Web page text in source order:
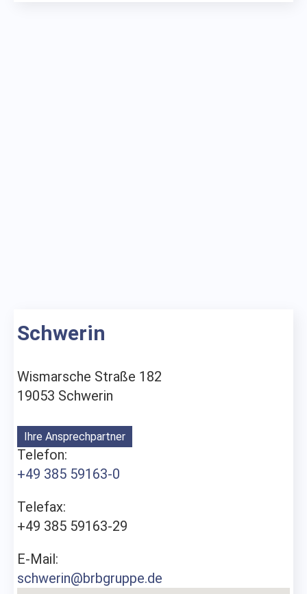
Schwerin
Wismarsche Straße 182
19053 Schwerin
Ihre Ansprechpartner
Telefon:
+49 385 59163-0
Telefax:
+49 385 59163-29
E-Mail:
schwerin@brbgruppe.de